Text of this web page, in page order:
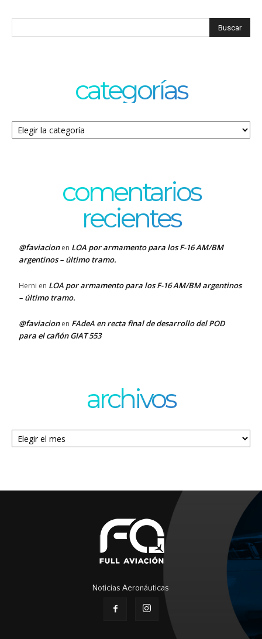
categorías
Categorías
comentarios
recientes
@faviacionen LOA por armamento para los F-16 AM/BM
argentinos – último tramo.
Herni en LOA por armamento para los F-16 AM/BM argentinos
– último tramo.
@faviacionen FAdeA en recta final de desarrollo del POD
para el cañón GIAT 553
archivos
Archivos
Noticias Aeronáuticas